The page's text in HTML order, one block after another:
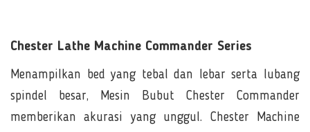
Chester Lathe Machine Commander Series
Menampilkan bed yang tebal dan lebar serta lubang
spindel besar, Mesin Bubut Chester Commander
memberikan akurasi yang unggul. Chester Machine